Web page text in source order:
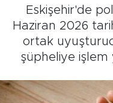
Eskişehir'de
Haziran 2026
ortak
şüpheliye işlem